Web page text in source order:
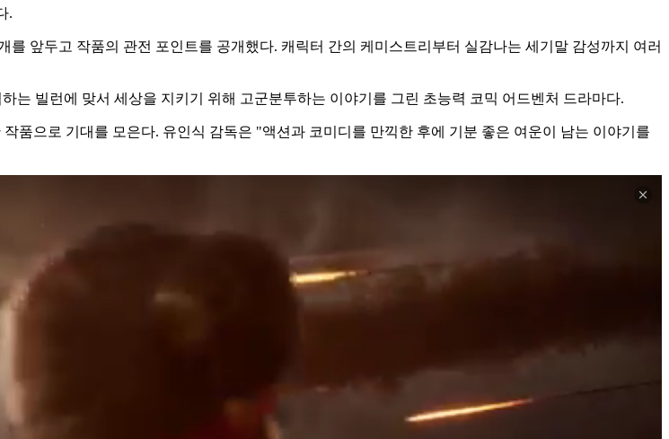
.
앞두고 작품의 관전 포인트를 공개했다. 캐릭터 간의 케미스트리부터 실감나는 세기말 감성까지 여러
는 빌런에 맞서 세상을 지키기 위해 고군분투하는 이야기를 그린 초능력 코믹 어드벤처 드라마다.
품으로 기대를 모은다. 유인식 감독은 "액션과 코미디를 만끽한 후에 기분 좋은 여운이 남는 이야기를